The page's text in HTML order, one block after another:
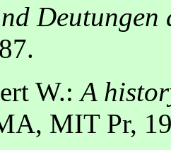
W.:A
MIT Pr,